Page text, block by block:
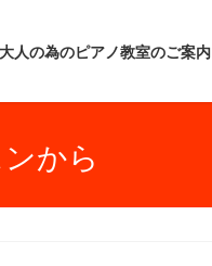
大人の為のピアノ教室のご案内
から